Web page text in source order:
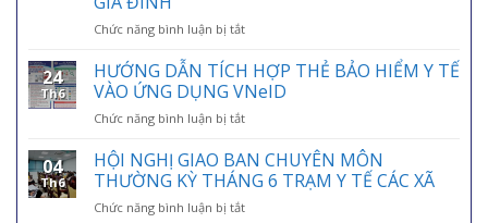
Chức năng bình luận bị tắtở
ỨNG
NGÀY
BẢO
HIỂM
TẾ
VIỆT
01/7:
24
Th6
HƯỚNG DẪN TÍCH HỢP THẺ BẢO HIỂM Y TẾ
VÀO ỨNG DỤNG VNeID
Chức năng bình luận bị tắtở
DẪN
TÍCH
HỢP
THẺ
04
Th6
HỘI NGHỊ GIAO BAN CHUYÊN MÔN
THƯỜNG KỲ THÁNG 6 TRẠM Y TẾ CÁC XÃ
Chức năng bình luận bị tắtở